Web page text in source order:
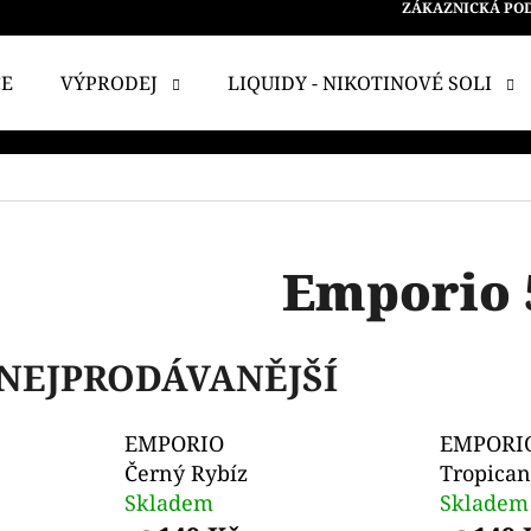
ZÁKAZNICKÁ
VÝPRODEJ LIQUIDY - NIKOTINOVÉ SOLI
Emporio
EMPORIO
Černý Rybíz
Skladem
Skladem
NAJÍT?
DOPORUČUJEME